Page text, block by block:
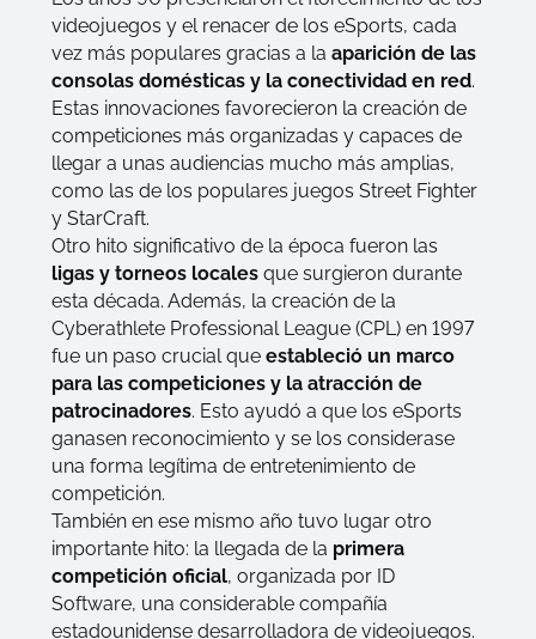
videojuegos y el renacer de los eSports, cada
vez más populares gracias a la aparición de las
consolas domésticas y la conectividad en red.
Estas innovaciones favorecieron la creación de
competiciones más organizadas y capaces de
llegar a unas audiencias mucho más amplias,
como las de los populares juegos Street Fighter
y StarCraft.
Otro hito significativo de la época fueron las
ligas y torneos locales que surgieron durante
esta década. Además, la creación de la
Cyberathlete Professional League (CPL) en 1997
fue un paso crucial queestableció un marco
para las competiciones y la atracción de
patrocinadores. Esto ayudó a que los eSports
ganasen reconocimiento y se los considerase
una forma legítima de entretenimiento de
competición.
También en ese mismo año tuvo lugar otro
importante hito: la llegada de la primera
competición oficial, organizada por ID
Software, una considerable compañía
estadounidense desarrolladora de videojuegos.